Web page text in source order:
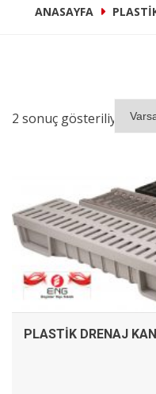
ANASAYFA
2 sonuç gösteriliyor
PLASTİK DRENAJ